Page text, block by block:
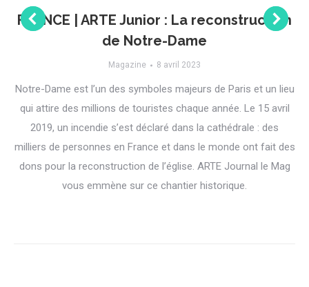
FRANCE | ARTE Junior : La reconstruction
de Notre-Dame
Magazine 8 avril 2023
Notre-Dame est l’un des symboles majeurs de Paris et un lieu
qui attire des millions de touristes chaque année. Le 15 avril
2019, un incendie s’est déclaré dans la cathédrale : des
milliers de personnes en France et dans le monde ont fait des
dons pour la reconstruction de l’église. ARTE Journal le Mag
vous emmène sur ce chantier historique.